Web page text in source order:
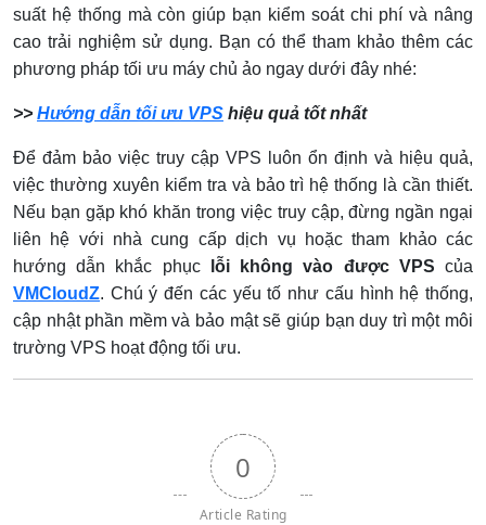
suất hệ thống mà còn giúp bạn kiểm soát chi phí và nâng
cao trải nghiệm sử dụng. Bạn có thể tham khảo thêm các
phương pháp tối ưu máy chủ ảo ngay dưới đây nhé:
>> Hướng dẫn tối ưu VPS hiệu quả tốt nhất
Để đảm bảo việc truy cập VPS luôn ổn định và hiệu quả,
việc thường xuyên kiểm tra và bảo trì hệ thống là cần thiết.
Nếu bạn gặp khó khăn trong việc truy cập, đừng ngần ngại
liên hệ với nhà cung cấp dịch vụ hoặc tham khảo các
hướng dẫn khắc phục
lỗi không vào được VPS của
VMCloudZ. Chú ý đến các yếu tố như cấu hình hệ thống,
cập nhật phần mềm và bảo mật sẽ giúp bạn duy trì một môi
trường VPS hoạt động tối ưu.
0
Article Rating